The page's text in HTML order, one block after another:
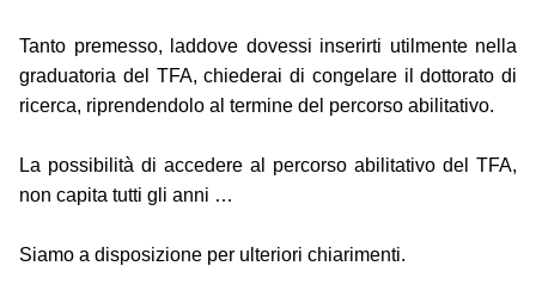
Tanto premesso, laddove dovessi inserirti utilmente nella
graduatoria del TFA, chiederai di congelare il dottorato di
ricerca, riprendendolo al termine del percorso abilitativo.
La possibilità di accedere al percorso abilitativo del TFA,
non capita tutti gli anni …
Siamo a disposizione per ulteriori chiarimenti.